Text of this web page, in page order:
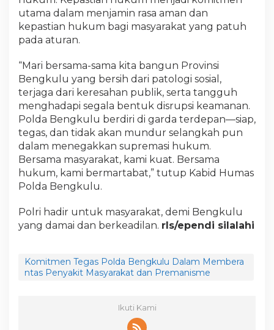
utama dalam menjamin rasa aman dan
kepastian hukum bagi masyarakat yang patuh
pada aturan.
“Mari bersama-sama kita bangun Provinsi
Bengkulu yang bersih dari patologi sosial,
terjaga dari keresahan publik, serta tangguh
menghadapi segala bentuk disrupsi keamanan.
Polda Bengkulu berdiri di garda terdepan—siap,
tegas, dan tidak akan mundur selangkah pun
dalam menegakkan supremasi hukum.
Bersama masyarakat, kami kuat. Bersama
hukum, kami bermartabat,” tutup Kabid Humas
Polda Bengkulu.
Polri hadir untuk masyarakat, demi Bengkulu
yang damai dan berkeadilan. rls/ependi silalahi
Komitmen Tegas Polda Bengkulu Dalam Membera
ntas Penyakit Masyarakat dan Premanisme
Ikuti Kami